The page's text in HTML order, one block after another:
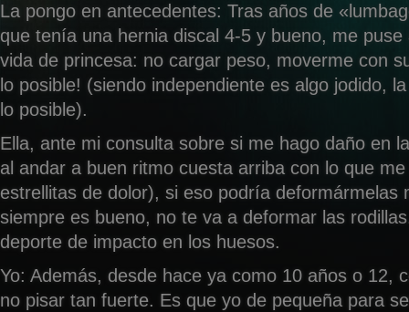
La pongo en antecedentes: Tras años de
que tenía una hernia discal 4-5 y bueno, me
vida de princesa: no cargar peso, moverme con
lo posible! (siendo independiente es algo jodido,
lo posible).
Ella, ante mi consulta sobre si me hago daño en
al andar a buen ritmo cuesta arriba con lo que
estrellitas de dolor), si eso podría deformármelas
siempre es bueno, no te va a deformar las
deporte de impacto en los huesos.
Yo: Además, desde hace ya como 10 años o 12,
no pisar tan fuerte. Es que yo de pequeña para